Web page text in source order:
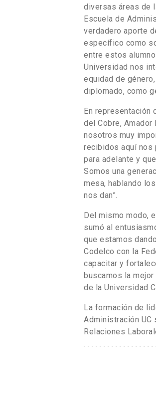
diversas áreas de
Escuela de
verdadero aporte
específico como
entre estos
Universidad nos
equidad de
diplomado, como
En representación
del Cobre,
nosotros muy
recibidos aquí nos
para adelante y
Somos una
mesa, hablando
nos dan”.
Del mismo modo,
sumó al
que estamos
Codelco con la
capacitar y
buscamos la
de la Universidad
La formación de
Administración UC
Relaciones